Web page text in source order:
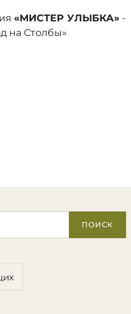
«МИСТЕР УЛЫБКА» -
на Столбы»
ПОИСК